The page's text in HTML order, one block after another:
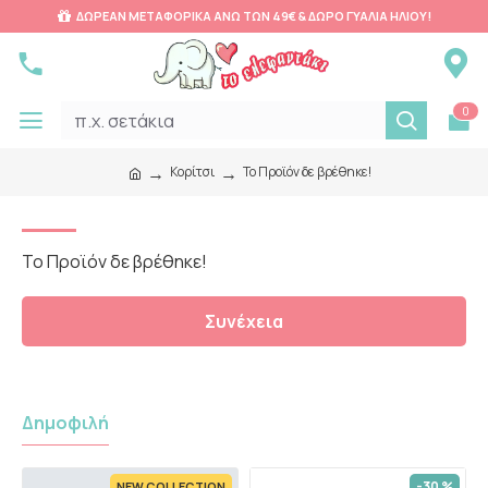
ΔΩΡΕΑΝ ΜΕΤΑΦΟΡΙΚΑ ΑΝΩ ΤΩΝ 49€ & ΔΩΡΟ ΓΥΑΛΙΑ ΗΛΙΟΥ!
0
Κορίτσι Το Προϊόν δε βρέθηκε!
Το Προϊόν δε βρέθηκε!
Συνέχεια
Δημοφιλή